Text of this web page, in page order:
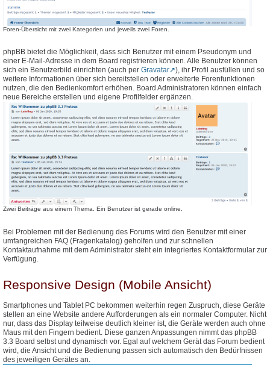
Foren-Übersicht mit zwei Kategorien und jeweils zwei Foren.
phpBB bietet die Möglichkeit, dass sich Benutzer mit einem Pseudonym und
einer E-Mail-Adresse in dem Board registrieren können. Alle Benutzer können
sich ein Benutzerbild einrichten (auch per Gravatar
), ihr Profil ausfüllen und so
weitere Informationen über sich bereitstellen oder erweiterte Forenfunktionen
nutzen, die den Bedienkomfort erhöhen. Board Administratoren können einfach
neue Bereiche erstellen und eigene Profilfelder ergänzen.
Zwei Beiträge aus einem Thema. Ein Benutzer ist gerade online.
Bei Problemen mit der Bedienung des Forums wird den Benutzer mit einer
umfangreichen FAQ (Fragenkatalog) geholfen und zur schnellen
Kontaktaufnahme mit dem Administrator steht ein integriertes Kontaktformular zur
Verfügung.
Responsive Design (Mobile Ansicht)
Smartphones und Tablet PC bekommen weiterhin regen Zuspruch, diese Geräte
stellen an eine Website andere Aufforderungen als ein normaler Computer. Nicht
nur, dass das Display teilweise deutlich kleiner ist, die Geräte werden auch ohne
Maus mit den Fingern bedient. Diese ganzen Anpassungen nimmt das phpBB
3.3 Board selbst und dynamisch vor. Egal auf welchem Gerät das Forum bedient
wird, die Ansicht und die Bedienung passen sich automatisch den Bedürfnissen
des jeweiligen Gerätes an.